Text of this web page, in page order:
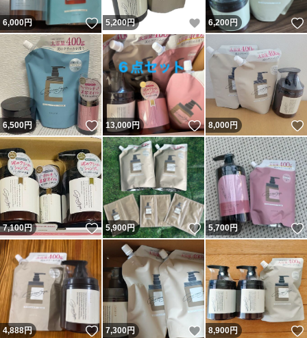
6,000円 いいね！
5,200円 いいね！
6,200円
6,500円 いいね！
13,000円 いいね！
8,000円
7,100円 いいね！
5,900円 いいね！
5,700円
4,888円 いいね！
7,300円 いいね！
8,900円